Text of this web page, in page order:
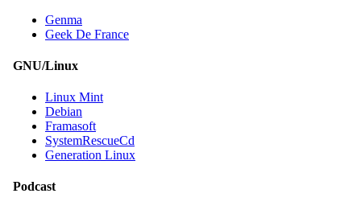
Genma
Geek De France
GNU/Linux
Linux Mint
Debian
Framasoft
SystemRescueCd
Generation Linux
Podcast